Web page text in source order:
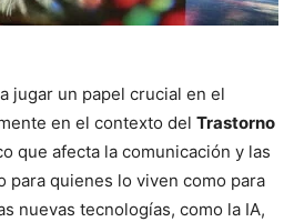
jugar un papel crucial en el
en el contexto del Trastorno
que afecta la comunicación y las
quienes lo viven como para
nuevas tecnologías, como la IA,